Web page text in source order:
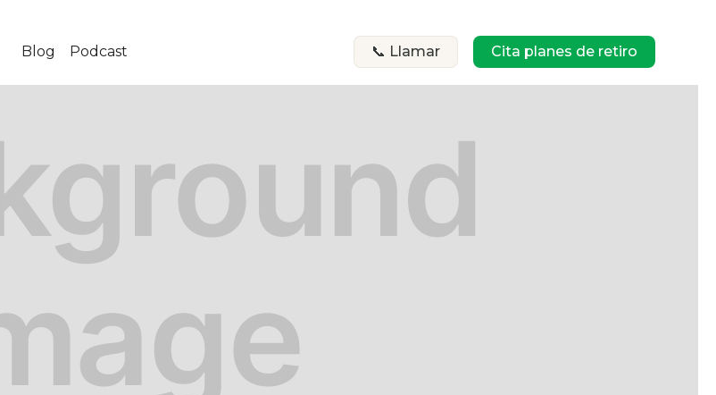
Blog Podcast 📞 Llamar Cita planes de retiro